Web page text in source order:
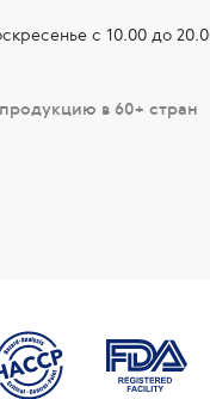
с 10.00 до
в 60+ стран